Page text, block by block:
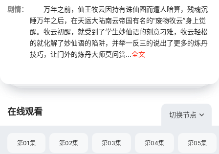
剧情：
万年之前，仙王牧云因持有诛仙图而遭人暗算，残魂沉
睡万年之后，在天运大陆南云帝国有名的“废物牧云”身上觉
醒。牧云初醒，就受到了学生妙仙语的刻意刁难，牧云轻松
的就化解了妙仙语的陷阱，并举一反三的说出了更多的炼丹
技巧，让门外的炼丹大师莫问赏...全文
在线观看 切换节点
第01集 第02集 第03集 第04集 第05集